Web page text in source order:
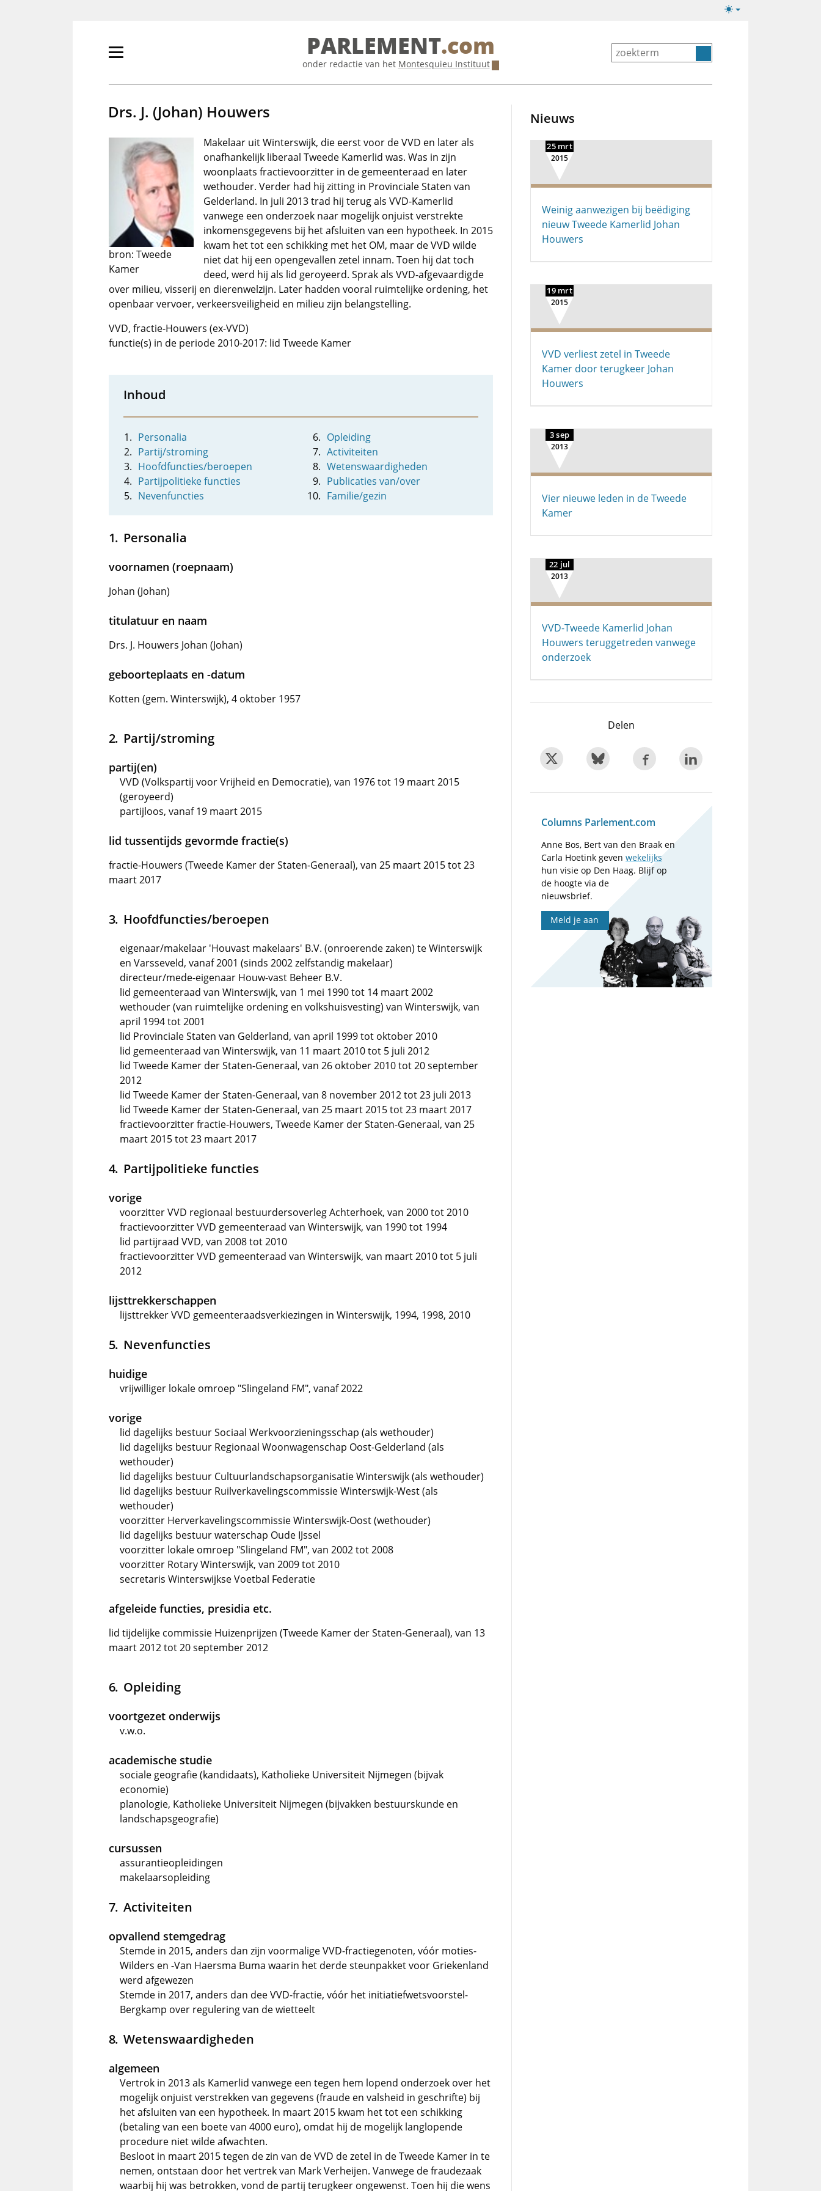
Lichte/donkere
Primair
tonen/verbergen
PARLEMENT.com
onder redactie van het Montesquieu Instituut
Drs. J. (Johan) Houwers
bron: Tweede
Kamer
Makelaar uit Winterswijk, die eerst voor de VVD en later als
onafhankelijk liberaal Tweede Kamerlid was. Was in zijn
woonplaats fractievoorzitter in de gemeenteraad en later
wethouder. Verder had hij zitting in Provinciale Staten van
Gelderland. In juli 2013 trad hij terug als VVD-Kamerlid
vanwege een onderzoek naar mogelijk onjuist verstrekte
inkomensgegevens bij het afsluiten van een hypotheek. In 2015
kwam het tot een schikking met het OM, maar de VVD wilde
niet dat hij een opengevallen zetel innam. Toen hij dat toch
deed, werd hij als lid geroyeerd. Sprak als VVD-afgevaardigde
over milieu, visserij en dierenwelzijn. Later hadden vooral ruimtelijke ordening, het
openbaar vervoer, verkeersveiligheid en milieu zijn belangstelling.
VVD, fractie-Houwers (ex-VVD)
functie(s) in de periode 2010-2017: lid Tweede Kamer
Inhoud
Personalia
Partij/stroming
Hoofdfuncties/beroepen
Partijpolitieke functies
Nevenfuncties
Opleiding
Activiteiten
Wetenswaardigheden
Publicaties van/over
Familie/gezin
Personalia
voornamen (roepnaam)
Johan (Johan)
titulatuur en naam
Drs. J. Houwers Johan (Johan)
geboorteplaats en -datum
Kotten (gem. Winterswijk), 4 oktober 1957
Partij/stroming
partij(en)
VVD (Volkspartij voor Vrijheid en Democratie), van 1976 tot 19 maart 2015
(geroyeerd)
partijloos, vanaf 19 maart 2015
lid tussentijds gevormde fractie(s)
fractie-Houwers (Tweede Kamer der Staten-Generaal), van 25 maart 2015 tot 23
maart 2017
Hoofdfuncties/beroepen
eigenaar/makelaar 'Houvast makelaars' B.V. (onroerende zaken) te Winterswijk
en Varsseveld, vanaf 2001 (sinds 2002 zelfstandig makelaar)
directeur/mede-eigenaar Houw-vast Beheer B.V.
lid gemeenteraad van Winterswijk, van 1 mei 1990 tot 14 maart 2002
wethouder (van ruimtelijke ordening en volkshuisvesting) van Winterswijk, van
april 1994 tot 2001
lid Provinciale Staten van Gelderland, van april 1999 tot oktober 2010
lid gemeenteraad van Winterswijk, van 11 maart 2010 tot 5 juli 2012
lid Tweede Kamer der Staten-Generaal, van 26 oktober 2010 tot 20 september
2012
lid Tweede Kamer der Staten-Generaal, van 8 november 2012 tot 23 juli 2013
lid Tweede Kamer der Staten-Generaal, van 25 maart 2015 tot 23 maart 2017
fractievoorzitter fractie-Houwers, Tweede Kamer der Staten-Generaal, van 25
maart 2015 tot 23 maart 2017
Partijpolitieke functies
vorige
voorzitter VVD regionaal bestuurdersoverleg Achterhoek, van 2000 tot 2010
fractievoorzitter VVD gemeenteraad van Winterswijk, van 1990 tot 1994
lid partijraad VVD, van 2008 tot 2010
fractievoorzitter VVD gemeenteraad van Winterswijk, van maart 2010 tot 5 juli
2012
lijsttrekkerschappen
lijsttrekker VVD gemeenteraadsverkiezingen in Winterswijk, 1994, 1998, 2010
Nevenfuncties
huidige
vrijwilliger lokale omroep "Slingeland FM", vanaf 2022
vorige
lid dagelijks bestuur Sociaal Werkvoorzieningsschap (als wethouder)
lid dagelijks bestuur Regionaal Woonwagenschap Oost-Gelderland (als
wethouder)
lid dagelijks bestuur Cultuurlandschapsorganisatie Winterswijk (als wethouder)
lid dagelijks bestuur Ruilverkavelingscommissie Winterswijk-West (als
wethouder)
voorzitter Herverkavelingscommissie Winterswijk-Oost (wethouder)
lid dagelijks bestuur waterschap Oude IJssel
voorzitter lokale omroep "Slingeland FM", van 2002 tot 2008
voorzitter Rotary Winterswijk, van 2009 tot 2010
secretaris Winterswijkse Voetbal Federatie
afgeleide functies, presidia etc.
lid tijdelijke commissie Huizenprijzen (Tweede Kamer der Staten-Generaal), van 13
maart 2012 tot 20 september 2012
Opleiding
voortgezet onderwijs
v.w.o.
academische studie
sociale geografie (kandidaats), Katholieke Universiteit Nijmegen (bijvak
economie)
planologie, Katholieke Universiteit Nijmegen (bijvakken bestuurskunde en
landschapsgeografie)
cursussen
assurantieopleidingen
makelaarsopleiding
Activiteiten
opvallend stemgedrag
Stemde in 2015, anders dan zijn voormalige VVD-fractiegenoten, vóór moties-
Wilders en -Van Haersma Buma waarin het derde steunpakket voor Griekenland
werd afgewezen
Stemde in 2017, anders dan dee VVD-fractie, vóór het initiatiefwetsvoorstel-
Bergkamp over regulering van de wietteelt
Wetenswaardigheden
algemeen
Vertrok in 2013 als Kamerlid vanwege een tegen hem lopend onderzoek over het
mogelijk onjuist verstrekken van gegevens (fraude en valsheid in geschrifte) bij
het afsluiten van een hypotheek. In maart 2015 kwam het tot een schikking
(betaling van een boete van 4000 euro), omdat hij de mogelijk langlopende
procedure niet wilde afwachten.
Besloot in maart 2015 tegen de zin van de VVD de zetel in de Tweede Kamer in te
nemen, ontstaan door het vertrek van Mark Verheijen. Vanwege de fraudezaak
waarbij hij was betrokken, vond de partij terugkeer ongewenst. Toen hij die wens
Nieuws
25 mrt
2015
Weinig aanwezigen bij beëdiging
nieuw Tweede Kamerlid Johan
Houwers
19 mrt
2015
VVD verliest zetel in Tweede
Kamer door terugkeer Johan
Houwers
3 sep
2013
Vier nieuwe leden in de Tweede
Kamer
22 jul
2013
VVD-Tweede Kamerlid Johan
Houwers teruggetreden vanwege
onderzoek
Delen
Columns Parlement.com
Anne Bos, Bert van den Braak en
Carla Hoetink gevenwekelijks
hun visie op Den Haag. Blijf op
de hoogte via de
nieuwsbrief.
Meld je aan